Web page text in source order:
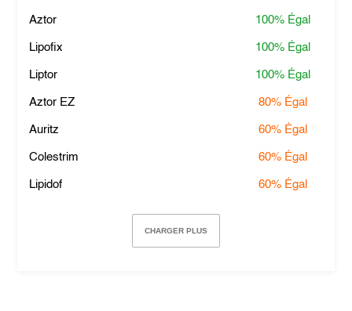
Aztor 100% Égal
Lipofix 100% Égal
Liptor 100% Égal
Aztor EZ 80% Égal
Auritz 60% Égal
Colestrim 60% Égal
Lipidof 60% Égal
CHARGER PLUS